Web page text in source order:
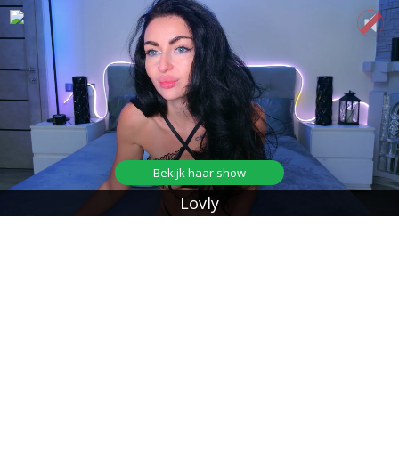
Lovly
Bekijk haar show